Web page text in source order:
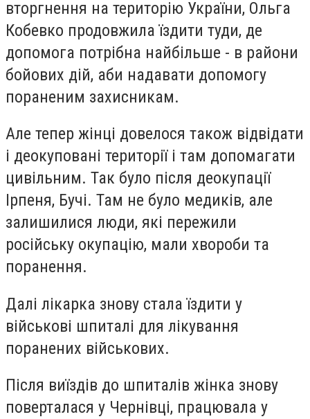
вторгнення на територію України, Ольга
Кобевко продовжила їздити туди, де
допомога потрібна найбільше - в райони
бойових дій, аби надавати допомогу
пораненим захисникам.
Але тепер жінці довелося також відвідати
і деокуповані території і там допомагати
цивільним. Так було після деокупації
Ірпеня, Бучі. Там не було медиків, але
залишилися люди, які пережили
російську окупацію, мали хвороби та
поранення.
Далі лікарка знову стала їздити у
військові шпиталі для лікування
поранених військових.
Після виїздів до шпиталів жінка знову
поверталася у Чернівці, працювала у